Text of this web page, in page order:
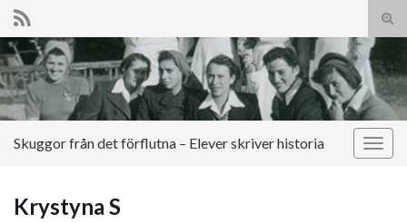
Slå
på/
Search for:
Slå
Skuggor från det förflutna – Elever skriver historia
Krystyna S